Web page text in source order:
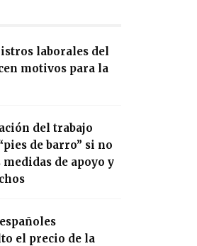
laborales del
motivos para la
del trabajo
de barro” si no
de apoyo y
el precio de la